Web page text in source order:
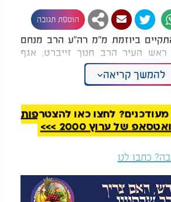
הוספת תגובה
ביוזמת מ"מ רה"ע הרב מנחם
ראש העיר הרב חנוך זייברט, אגף
עיריית בני ברק.
התורה" - שירת המונים
להמשך קריאה
לחצו כאן להצטרפות
של ערוץ 2000 >>>
כתבו לנו